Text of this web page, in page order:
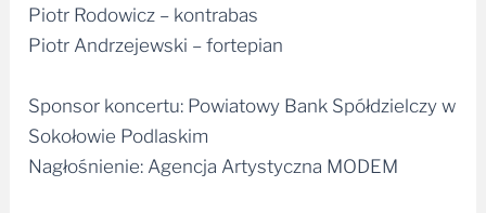
Piotr Rodowicz – kontrabas
Piotr Andrzejewski – fortepian
Sponsor koncertu: Powiatowy Bank Spółdzielczy w
Sokołowie Podlaskim
Nagłośnienie: Agencja Artystyczna MODEM